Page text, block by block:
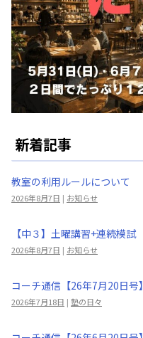
新着記事
教室の利用ルールについて
2026年8月7日 | お知らせ
【中３】土曜講習+連続模試
2026年8月7日 | お知らせ
コーチ通信【26年7月20日号】
2026年7月18日 | 塾の日々